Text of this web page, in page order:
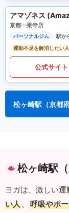
アマゾネス
京都一乗寺店
パーソナルジム
駅か
運動不足を解消したい人
公式サイ
松ヶ崎駅（京都
松ヶ崎駅
ヨガは、激しい運
い人 、 呼吸やポ